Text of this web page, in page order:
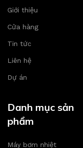
Giới thiệu
Cửa hàng
Tin tức
Liên hệ
Dự án
Danh mục sản
phẩm
Máy bơm nhiệt